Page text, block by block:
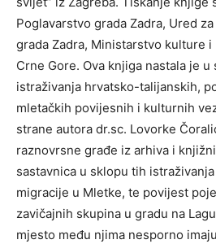
Poglavarstvo grada Zadra, Ured
grada Zadra, Ministarstvo kulture
Crne Gore. Ova knjiga nastala je
istraživanja hrvatsko-talijanskih,
mletačkih povijesnih i kulturnih
strane autora dr.sc. Lovorke
raznovrsne građe iz arhiva i
sastavnica u sklopu tih
migracije u Mletke, te povijest
zavičajnih skupina u gradu na
mjesto među njima nesporno